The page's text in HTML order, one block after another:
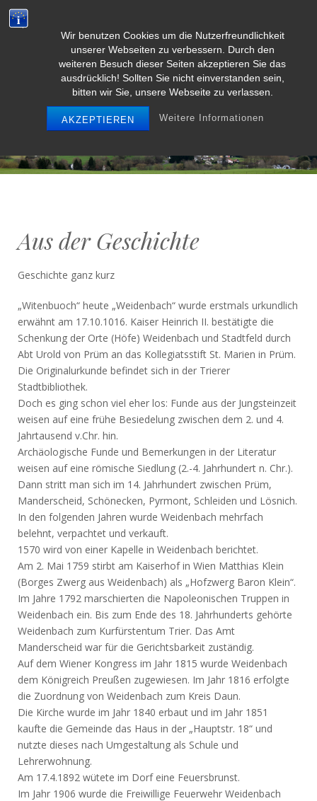
Wir benutzen Cookies um die Nutzerfreundlichkeit
unserer Webseiten zu verbessern. Durch den
weiteren Besuch dieser Seiten akzeptieren Sie das
ausdrücklich! Sollten Sie nicht einverstanden sein,
bitten wir Sie, unsere Webseite zu verlassen.
AKZEPTIEREN Weitere Informationen
Weidenbach/Eifel
MENU
Aus der Geschichte
Geschichte ganz kurz
„Witenbuoch“ heute „Weidenbach“ wurde erstmals urkundlich
erwähnt am 17.10.1016. Kaiser Heinrich II. bestätigte die
Schenkung der Orte (Höfe) Weidenbach und Stadtfeld durch
Abt Urold von Prüm an das Kollegiatsstift St. Marien in Prüm.
Die Originalurkunde befindet sich in der Trierer
Stadtbibliothek.
Doch es ging schon viel eher los: Funde aus der Jungsteinzeit
weisen auf eine frühe Besiedelung zwischen dem 2. und 4.
Jahrtausend v.Chr. hin.
Archäologische Funde und Bemerkungen in der Literatur
weisen auf eine römische Siedlung (2.-4. Jahrhundert n. Chr.).
Dann stritt man sich im 14. Jahrhundert zwischen Prüm,
Manderscheid, Schönecken, Pyrmont, Schleiden und Lösnich.
In den folgenden Jahren wurde Weidenbach mehrfach
belehnt, verpachtet und verkauft.
1570 wird von einer Kapelle in Weidenbach berichtet.
Am 2. Mai 1759 stirbt am Kaiserhof in Wien Matthias Klein
(Borges Zwerg aus Weidenbach) als „Hofzwerg Baron Klein“.
Im Jahre 1792 marschierten die Napoleonischen Truppen in
Weidenbach ein. Bis zum Ende des 18. Jahrhunderts gehörte
Weidenbach zum Kurfürstentum Trier. Das Amt
Manderscheid war für die Gerichtsbarkeit zuständig.
Auf dem Wiener Kongress im Jahr 1815 wurde Weidenbach
dem Königreich Preußen zugewiesen. Im Jahr 1816 erfolgte
die Zuordnung von Weidenbach zum Kreis Daun.
Die Kirche wurde im Jahr 1840 erbaut und im Jahr 1851
kaufte die Gemeinde das Haus in der „Hauptstr. 18“ und
nutzte dieses nach Umgestaltung als Schule und
Lehrerwohnung.
Am 17.4.1892 wütete im Dorf eine Feuersbrunst.
Im Jahr 1906 wurde die Freiwillige Feuerwehr Weidenbach